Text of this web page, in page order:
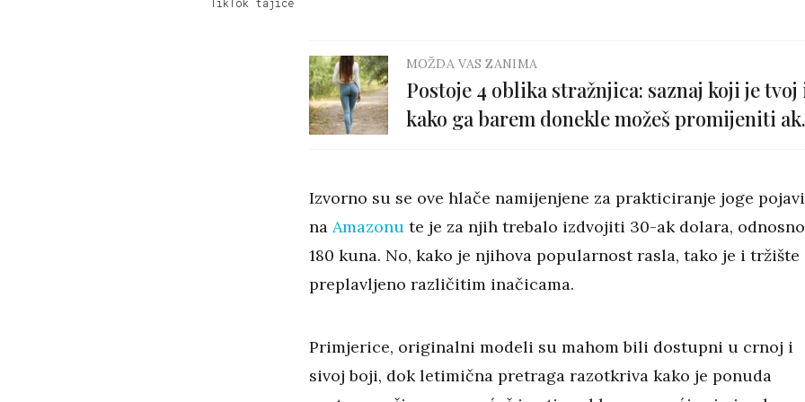
TikTok tajice
MOŽDA VAS ZANIMA
Postoje 4 oblika stražnjica: saznaj koji je tvoj
kako ga barem donekle možeš promijeniti
Izvorno su se ove hlače namijenjene za prakticiranje joge
na Amazonu te je za njih trebalo izdvojiti 30-ak dolara, odnosno
180 kuna. No, kako je njihova popularnost rasla, tako je i tržište
preplavljeno različitim inačicama.
Primjerice, originalni modeli su mahom bili dostupni u crnoj i
sivoj boji, dok letimična pretraga razotkriva kako je ponuda